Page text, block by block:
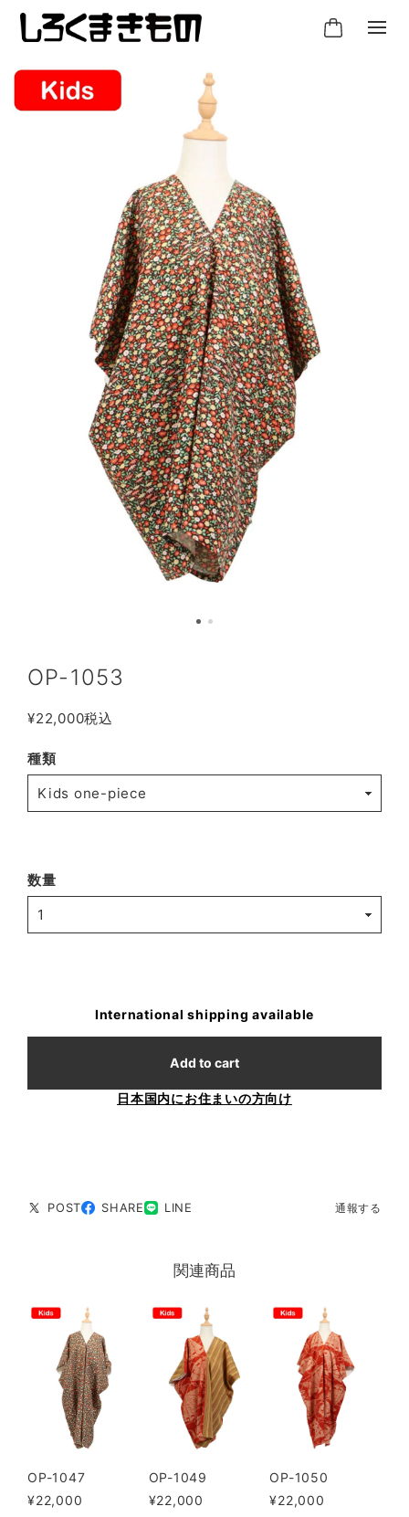
OP-1053
¥22,000税込
種類
数量
International shipping available
Add to cart
日本国内にお住まいの方向け
POST SHARE LINE 通報する
関連商品
OP-1047
¥22,000
OP-1049
¥22,000
OP-1050
¥22,000